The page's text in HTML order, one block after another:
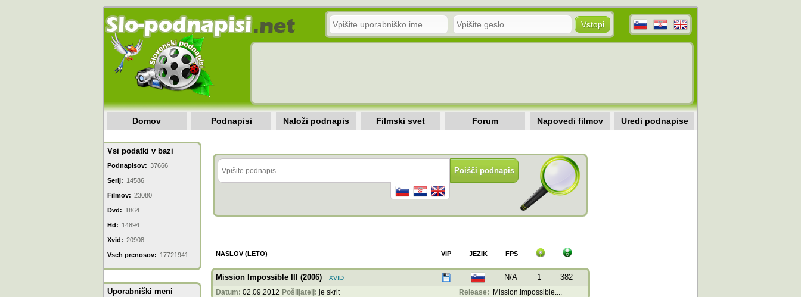
Domov Podnapisi Naloži podnapis Filmski svet Forum Napovedi filmov Uredi podnapise
Vsi podatki v bazi
Podnapisov: 37666
Serij: 14586
Filmov: 23080
Dvd: 1864
Hd: 14894
Xvid: 20908
Vseh prenosov: 17721941
Uporabniški meni
NASLOV (LETO) FPS
JEZIK
VIP
Mission Impossible III (2006) N/A 1 382
Datum: 02.09.2012 Pošiljatelj: je skrit Release: Mission.Impossible....